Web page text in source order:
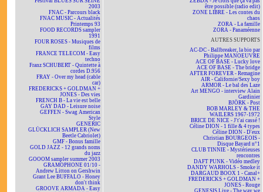
2003
FNAC - Parcours black
FNAC MUSIC - Actualités
Printemps 93
FOOD RECORDS sampler
1991
FOUR ROSES - Musiques de
films
FRANCE TELECOM - Easy
techno
Franz SCHUBERT - Quintette à
cordes D.956
FRAY - Over my head (cable
car)
FREDERICKS + GOLDMAN +
JONES - Des vies
FRENCH B - La vie est belle
GAY DAD - Leisure noise
GEFFEN - Swag American
Style
GENERIC
GLÜCKLICH SAMPLER (New
Beetle Cabriolet)
GMF - Bonus famille
GOLD JAZZ - 12 grands noms
du jazz
GOOOM sampler summer 2003
GRAMOPHONE 01/10 -
Andrew Litton on Gershwin
Grant Lee BUFFALO - Honey
don't think
GROOVE ARMADA - Easy
être possible (radio edit)
ZONE LIBRE - Les contes du
chaos
ZORA - La famille
ZORA - Panaméenne
AUTRES SUPPORTS
AC-DC - Ballbreaker, la bio par
Philippe MANOEUVRE
ACE OF BASE - Lucky love
ACE OF BASE - The bridge
AFTER FOREVER - Remagine
AIR - Californie/Sexy boy
ARMOR - Le bal des Laze
Art MENGO - interview Alain
Gardinier
BJÖRK - Post
BOB MARLEY & THE
WAILERS 1967-1972
BRICE DE NICE - J't'ai cassé !
Céline DION - 1 fille & 4 types
Céline DION - D'eux
Christian BOURGEOIS -
Disque Bayard n°1
CLUB TINNIE - Mystérieuses
rencontres
DAFT PUNK - Vidéo medley
DANDY WARHOLS - Smoke it
DARGAUD BOOX 1 - Canal+
FREDERICKS + GOLDMAN +
JONES - Rouge
GENESIS Live - The way we